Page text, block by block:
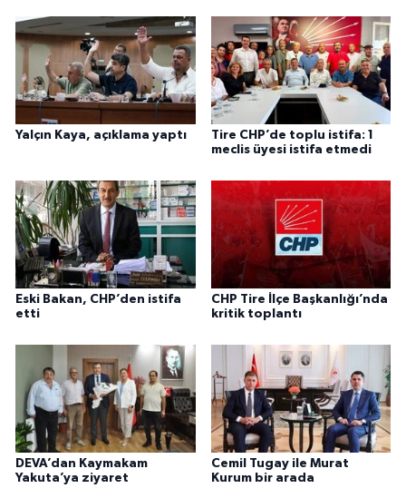
Yalçın Kaya, açıklama yaptı
Tire CHP’de toplu istifa: 1
meclis üyesi istifa etmedi
Eski Bakan, CHP’den istifa
etti
CHP Tire İlçe Başkanlığı’nda
kritik toplantı
DEVA’dan Kaymakam
Yakuta’ya ziyaret
Cemil Tugay ile Murat
Kurum bir arada